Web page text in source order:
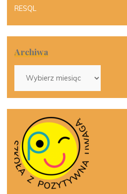
RESQL
Archiwa